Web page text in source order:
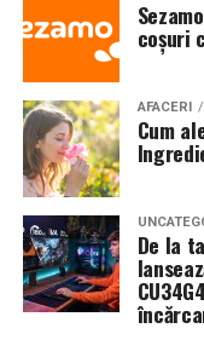
Obstrucție
Anatomie
laparoscopia
naturală sau
Durere
vieții — chiar
Eșecuri
— după
gamei UZINEX.
în configurații
La capătul superior al
poate găzdui până la
microcentrală fixă, fără
Toate variantele sunt
coșuri
AFACERI
Cum
De la